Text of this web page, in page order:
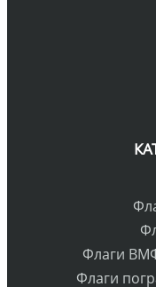
Флаги
Флаги